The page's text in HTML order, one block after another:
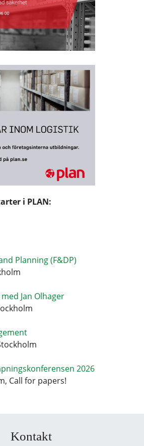
i PLAN:
Planning (F&DP)
Jan Olhager
2026
Call for papers!
Kontakt